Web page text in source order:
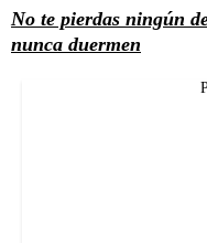
No te pierdas ningún
nunca duermen